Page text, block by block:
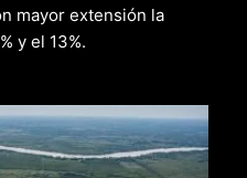
mayor extensión la
y el 13%.